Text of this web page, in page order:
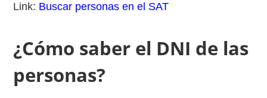
Link: Buscar personas en el SAT
¿Cómo saber el DNI de las
personas?